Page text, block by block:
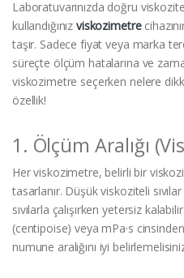
Laboratuvarınızda doğru
kullandığınızviskozimetre
taşır. Sadece fiyat veya marka
süreçte ölçüm hatalarına ve
viskozimetre seçerken nelere
özellik!
1. Ölçüm Aralığı
Her viskozimetre, belirli bir
tasarlanır. Düşük viskoziteli
sıvılarla çalışırken yetersiz
(centipoise) veya mPa·s
numune aralığını iyi